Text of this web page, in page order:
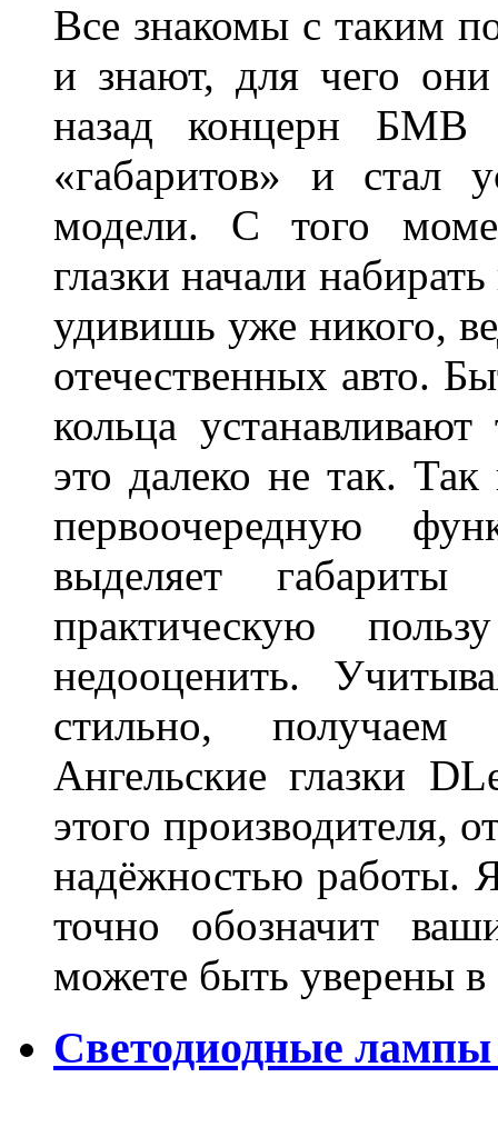
Все знакомы с таким
и знают, для чего
назад концерн БМВ
«габаритов» и стал
модели. С того
глазки начали
удивишь уже никого,
отечественных авто.
кольца
это далеко не так. Так
первоочередную
выделяет
практическую
недооценить.
стильно,
Ангельские глазки
этого производителя,
надёжностью работы.
точно обозначит
можете быть уверены
Светодиодные